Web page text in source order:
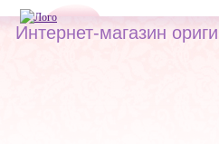
Интернет-магазин